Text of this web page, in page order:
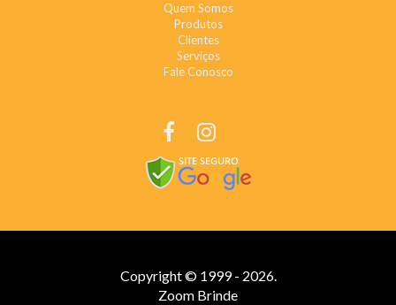
Quem Somos
Produtos
Clientes
Serviços
Fale Conosco
Copyright © 1999 - 2026.
Zoom Brinde